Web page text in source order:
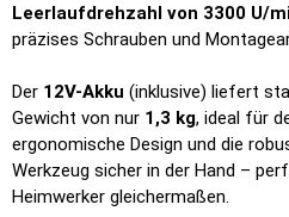
Leerlaufdrehzahl von 3300 U/
präzises Schrauben und
Der 12V-Akku (inklusive) liefert
Gewicht von nur 1,3 kg, ideal für
ergonomische Design und die
Werkzeug sicher in der Hand –
Heimwerker gleichermaßen.